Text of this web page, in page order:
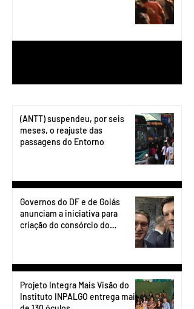
(ANTT) suspendeu, por seis
meses, o reajuste das
passagens do Entorno
Governos do DF e de Goiás
anunciam a iniciativa para
criação do consórcio do
Projeto Integra Mais Visão do
Instituto INPALGO entrega mais